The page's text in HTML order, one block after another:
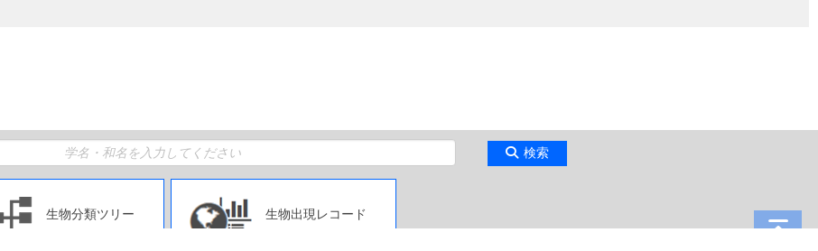
検索
生物分類ツリー 生物出現レコード